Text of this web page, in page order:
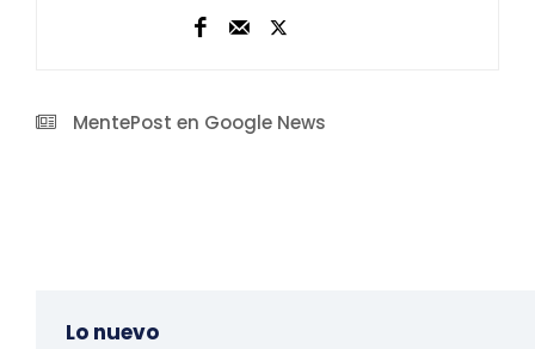
MentePost en Google News
Lo nuevo